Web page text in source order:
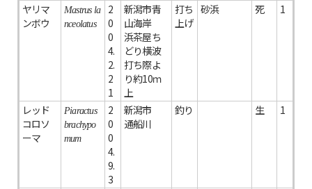
ヤリマ
ンボウ
Mastrus la
nceolatus
2
0
0
4.
2.
2
1
新潟市青
山海岸
浜茶屋ち
どり横波
打ち際よ
り約10ｍ
上
打ち
上げ
砂浜 死 1
レッド
コロソ
ーマ
Piaractus
brachypo
mum
2
0
0
4.
9.
3
新潟市
通船川
釣り 生 1